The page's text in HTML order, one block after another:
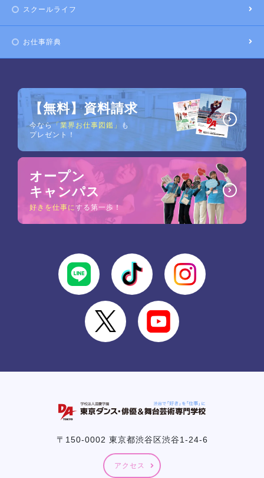
スクールライフ
お仕事辞典
【無料】資料請求
今なら「業界お仕事図鑑」
も
プレゼント！
オープン
キャンパス
好きを仕事にする第一歩！
〒150-0002 東京都渋谷区渋谷1-24-6
アクセス